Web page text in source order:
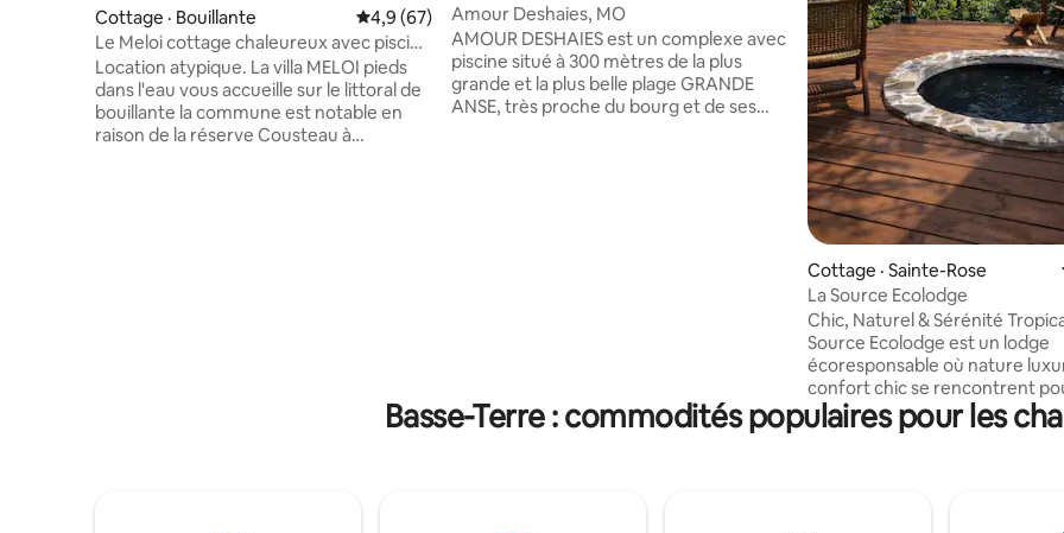
Cottage · Bouillante Note moyenne de 4,9 sur 5, 67 commentaires
4,9 (67)
Le Meloi cottage chaleureux avec piscine
et plage
Location atypique. La villa MELOI pieds
dans l'eau vous accueille sur le littoral de
bouillante la commune est notable en
raison de la réserve Cousteau à
Amour Deshaies, MO
AMOUR DESHAIES est un complexe avec
piscine situé à 300 mètres de la plus
grande et la plus belle plage GRANDE
ANSE, très proche du bourg et de ses
Cottage · Sainte-Rose
La Source Ecolodge
Chic, Naturel & Sérénité
Source Ecolodge est un lodge
écoresponsable où nature
confort chic se rencontrent
expérience unique. Profitez d’un espace
élégant d’environ 100 m² avec
Basse-Terre : commodités populaires pour les